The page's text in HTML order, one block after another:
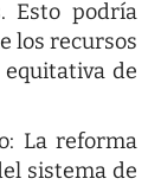
Esto podría
los recursos
de
La reforma
sistema de